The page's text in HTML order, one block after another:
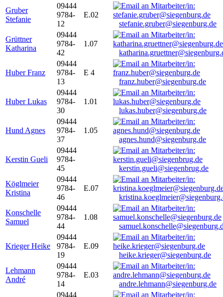
Gruber
Stefanie
09444
9784-
12
E.02
stefanie.gruber@siegenburg.de
Grüttner
Katharina
09444
9784-
42
1.07
Huber Franz
09444
9784-
13
E 4
franz.huber@siegenburg.de
Huber Lukas
09444
9784-
30
1.01
lukas.huber@siegenburg.de
Hund Agnes
09444
9784-
37
1.05
agnes.hund@siegenburg.de
Kerstin Gueli
09444
9784-
45
kerstin.gueli@siegenbrug.de
Köglmeier
Kristina
09444
9784-
46
E.07
Konschelle
Samuel
09444
9784-
44
1.08
Krieger Heike
09444
9784-
19
E.09
heike.krieger@siegenburg.de
Lehmann
André
09444
9784-
14
E.03
andre.lehmann@siegenburg.de
09444